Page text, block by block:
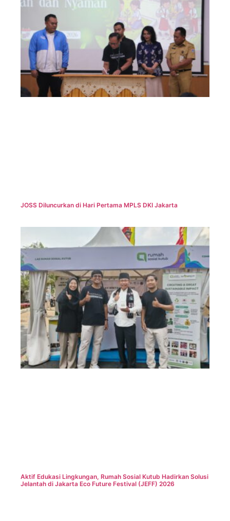
JOSS Diluncurkan di Hari Pertama MPLS DKI Jakarta
Aktif Edukasi Lingkungan, Rumah Sosial Kutub Hadirkan Solusi
Jelantah di Jakarta Eco Future Festival (JEFF) 2026